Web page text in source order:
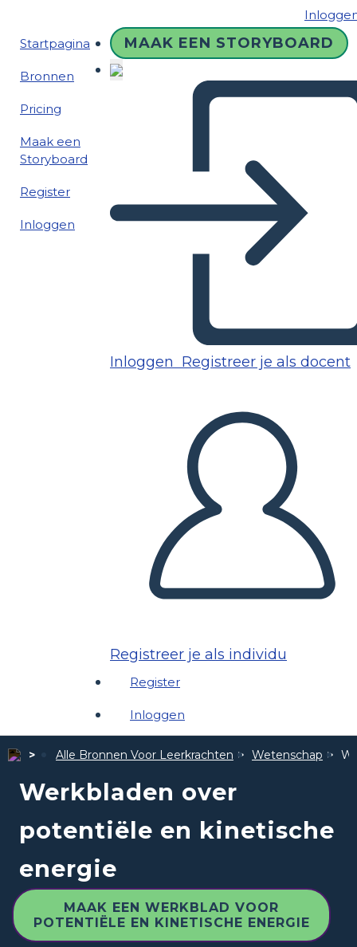
Startpagina
Bronnen
Pricing
Maak een
Storyboard
Register
Inloggen
MAAK EEN STORYBOARD
Inloggen Registreer je als docent
Registreer je als individu
Register
Inloggen
Alle Bronnen Voor Leerkrachten Wetenschap
Werkbladen over
potentiële en kinetische
energie
MAAK EEN WERKBLAD VOOR
POTENTIËLE EN KINETISCHE ENERGIE